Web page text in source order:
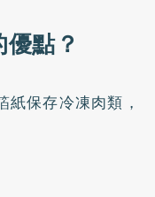
點？
保存冷凍肉類，